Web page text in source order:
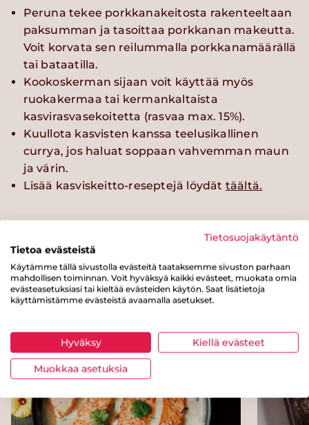
Peruna tekee porkkanakeitosta rakenteeltaan
paksumman ja tasoittaa porkkanan makeutta.
Voit korvata sen reilummalla porkkanamäärällä
tai bataatilla.
Kookoskerman sijaan voit käyttää myös
ruokakermaa tai kermankaltaista
kasvirasvasekoitetta (rasvaa max. 15%).
Kuullota kasvisten kanssa teelusikallinen
currya, jos haluat soppaan vahvemman maun
ja värin.
Lisää kasviskeitto-reseptejä löydät täältä.
Kokeile myös näitä reseptejä
Helppo
Tietosuojakäytäntö
Tietoa evästeistä
Käytämme tällä sivustolla evästeitä taataksemme sivuston parhaan
mahdollisen toiminnan. Voit hyväksyä kaikki evästeet, muokata omia
evästeasetuksiasi tai kieltää evästeiden käytön. Saat lisätietoja
käyttämistämme evästeistä avaamalla asetukset.
Hyväksy Kiellä evästeet
Muokkaa asetuksia